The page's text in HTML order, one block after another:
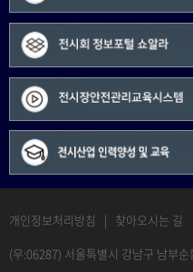
개인정보처리방침 | 찾아오시는 길
(우:06287) 서울특별시 강남구 남부